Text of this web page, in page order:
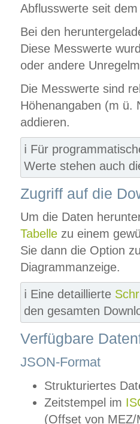
Abflusswerte seit
Bei den
Diese Messwerte
oder andere
Die Messwerte sind
Höhenangaben (m ü.
addieren.
ℹ️ Für
Werte stehen auch
Zugriff auf die
Um die Daten
Tabelle zu einem
Sie dann die Option
Diagrammanzeige.
ℹ️ Eine detaillierte
den gesamten
Verfügbare
JSON-Format
Strukturiertes
Zeitstempel im
(Offset von MEZ/